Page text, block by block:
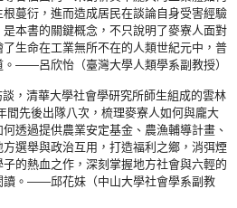
蔓衍，進而造成居民在談論自身受害經驗
本書的關鍵概念，不只說明了麥寮人面對
生命在工業無所不在的人類世紀元中，普
——呂欣怡（臺灣大學人類學系副教授）
清華大學社會學研究所師生組成的雲林
間先後出隊八次，梳理麥寮人如何與龐大
透過提供農業安定基金、農漁輔導計畫、
選舉與政治互用，打造福利之鄉，消弭煙
的熱血之作，深刻掌握地方社會與六輕的
讀。——邱花妹（中山大學社會學系副教